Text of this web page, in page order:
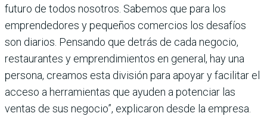
futuro de todos nosotros. Sabemos que para los
emprendedores y pequeños comercios los desafíos
son diarios. Pensando que detrás de cada negocio,
restaurantes y emprendimientos en general, hay una
persona, creamos esta división para apoyar y facilitar el
acceso a herramientas que ayuden a potenciar las
ventas de sus negocio”, explicaron desde la empresa.